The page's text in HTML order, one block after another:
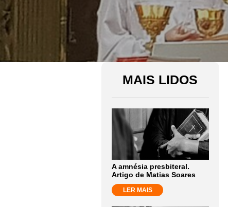
MAIS LIDOS
A amnésia presbiteral.
Artigo de Matias Soares
LER MAIS